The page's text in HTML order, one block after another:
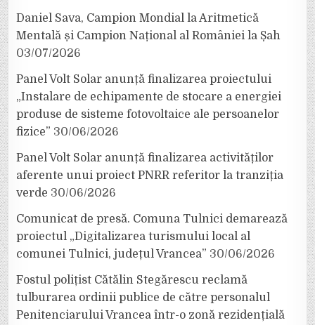
Daniel Sava, Campion Mondial la Aritmetică
Mentală și Campion Național al României la Șah
03/07/2026
Panel Volt Solar anunță finalizarea proiectului
„Instalare de echipamente de stocare a energiei
produse de sisteme fotovoltaice ale persoanelor
fizice” 30/06/2026
Panel Volt Solar anunță finalizarea activităților
aferente unui proiect PNRR referitor la tranziția
verde 30/06/2026
Comunicat de presă. Comuna Tulnici demarează
proiectul „Digitalizarea turismului local al
comunei Tulnici, județul Vrancea” 30/06/2026
Fostul polițist Cătălin Stegărescu reclamă
tulburarea ordinii publice de către personalul
Penitenciarului Vrancea într-o zonă rezidențială